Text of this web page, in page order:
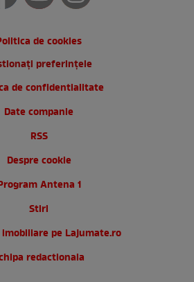
de cookies
preferințele
de confidentialitate
Date companie
RSS
Despre cookie
Antena 1
Stiri
pe Lajumate.ro
redactionala